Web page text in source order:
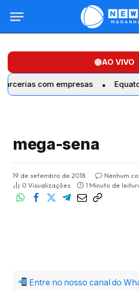
AO VIVO
com empresas Equatorial
mega-sena
19 de setembro de 2018
Nenhum
0 Visualizações 1 Minuto de
Entre no nosso canal do